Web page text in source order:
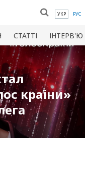
УКР РУС
СТАТТІ ІНТЕРВ'Ю
країни»